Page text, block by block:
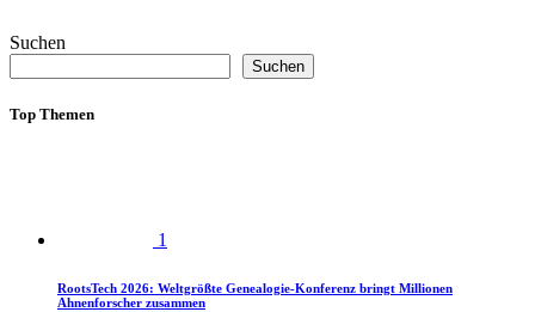
Suchen
Suchen
Top Themen
1
RootsTech 2026: Weltgrößte Genealogie-Konferenz bringt Millionen
Ahnenforscher zusammen